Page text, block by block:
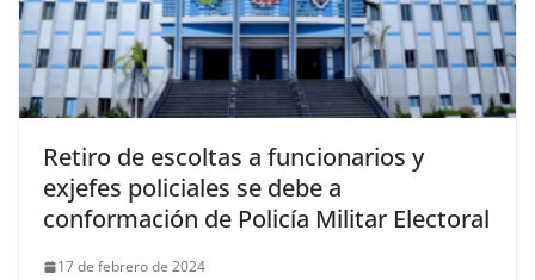
Retiro de escoltas a funcionarios y
exjefes policiales se debe a
conformación de Policía Militar Electoral
17 de febrero de 2024